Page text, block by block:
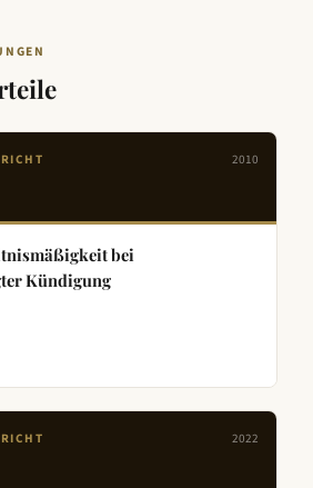
2010
bei
Kündigung
2022